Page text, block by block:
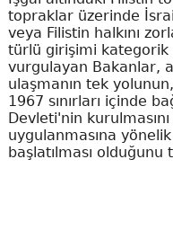
topraklar üzerinde
veya Filistin halkını
türlü girişimi
vurgulayan Bakanlar,
ulaşmanın tek
1967 sınırları içinde
Devleti'nin
uygulanmasına
başlatılması olduğunu